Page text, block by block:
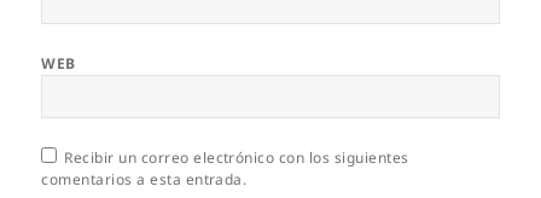
WEB
Recibir un correo electrónico con los siguientes
comentarios a esta entrada.